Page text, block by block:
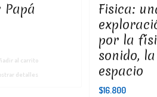
al carrito
detalles
Fisica:
por la
sonido,
espacio
$16.800